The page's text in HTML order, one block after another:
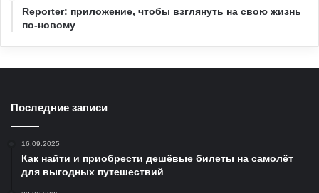
Reporter: приложение, чтобы взглянуть на свою жизнь
по-новому
Последние записи
16.09.2025
Как найти и приобрести дешёвые билеты на самолёт
для выгодных путешествий